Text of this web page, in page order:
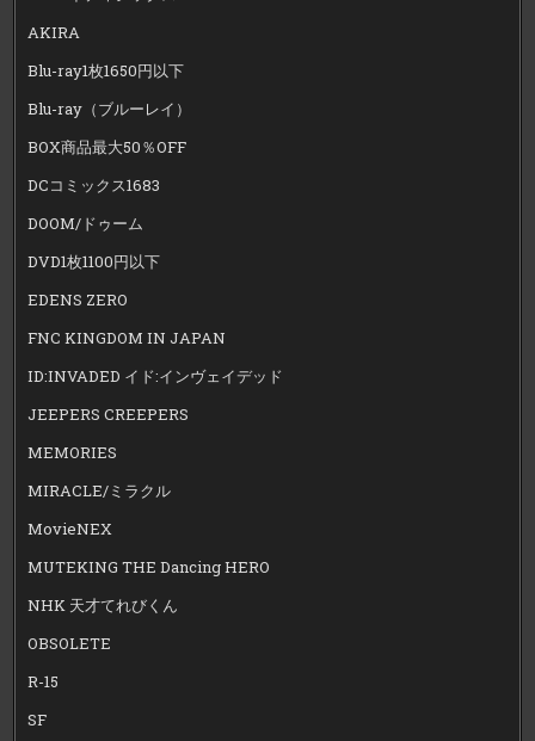
AKIRA
Blu-ray1枚1650円以下
Blu-ray（ブルーレイ）
BOX商品最大50％OFF
DCコミックス1683
DOOM/ドゥーム
DVD1枚1100円以下
EDENS ZERO
FNC KINGDOM IN JAPAN
ID:INVADED イド:インヴェイデッド
JEEPERS CREEPERS
MEMORIES
MIRACLE/ミラクル
MovieNEX
MUTEKING THE Dancing HERO
NHK 天才てれびくん
OBSOLETE
R-15
SF